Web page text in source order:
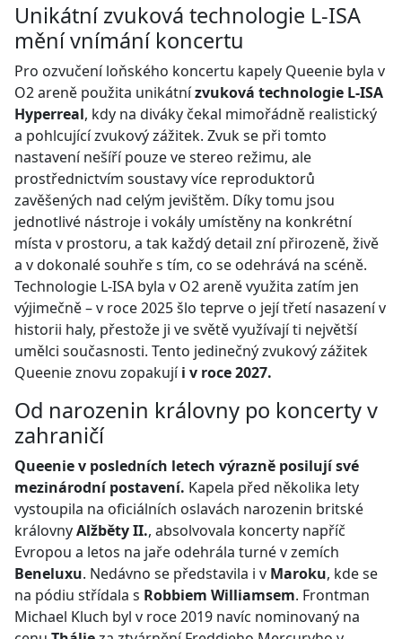
Unikátní zvuková technologie L-ISA
mění vnímání koncertu
Pro ozvučení loňského koncertu kapely Queenie byla v
O2 areně použita unikátnízvuková technologie L-ISA
Hyperreal, kdy na diváky čekal mimořádně realistický
a pohlcující zvukový zážitek. Zvuk se při tomto
nastavení nešíří pouze ve stereo režimu, ale
prostřednictvím soustavy více reproduktorů
zavěšených nad celým jevištěm. Díky tomu jsou
jednotlivé nástroje i vokály umístěny na konkrétní
místa v prostoru, a tak každý detail zní přirozeně, živě
a v dokonalé souhře s tím, co se odehrává na scéně.
Technologie L-ISA byla v O2 areně využita zatím jen
výjimečně – v roce 2025 šlo teprve o její třetí nasazení v
historii haly, přestože ji ve světě využívají ti největší
umělci současnosti. Tento jedinečný zvukový zážitek
Queenie znovu zopakujíi v roce 2027.
Od narozenin královny po koncerty v
zahraničí
Queenie v posledních letech výrazně posilují své
mezinárodní postavení. Kapela před několika lety
vystoupila na oficiálních oslavách narozenin britské
královnyAlžběty II., absolvovala koncerty napříč
Evropou a letos na jaře odehrála turné v zemích
Beneluxu. Nedávno se představila i v Maroku, kde se
na pódiu střídala s Robbiem Williamsem. Frontman
Michael Kluch byl v roce 2019 navíc nominovaný na